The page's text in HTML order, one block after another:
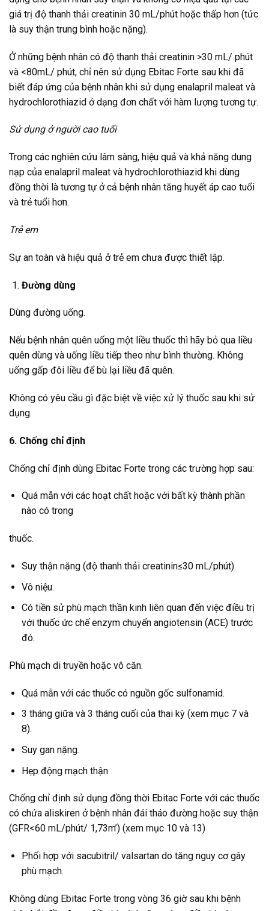
giá trị độ thanh thải creatinin 30 mL/phút hoặc thấp hơn (tức
là suy thận trung bình hoặc nặng).
Ở những bệnh nhân có độ thanh thải creatinin >30 mL/ phút
và <80mL/ phút, chỉ nên sử dụng Ebitac Forte sau khi đã
biết đáp ứng của bệnh nhân khi sử dụng enalapril maleat và
hydrochlorothiazid ở dạng đơn chất với hàm lượng tương tự.
Sử dụng ở người cao tuổi
Trong các nghiên cứu lâm sàng, hiệu quả và khả năng dung
nạp của enalapril maleat và hydrochlorothiazid khi dùng
đồng thời là tương tự ở cả bệnh nhân tăng huyết áp cao tuổi
và trẻ tuổi hơn.
Trẻ em
Sự an toàn và hiệu quả ở trẻ em chưa được thiết lập.
Đường dùng
Dùng đường uống.
Nếu bệnh nhân quên uống một liều thuốc thì hãy bỏ qua liều
quên dùng và uống liều tiếp theo như bình thường. Không
uống gấp đôi liều để bù lại liều đã quên.
Không có yêu cầu gì đặc biệt về việc xử lý thuốc sau khi sử
dụng.
6. Chống chỉ định
Chống chỉ định dùng Ebitac Forte trong các trường hợp sau:
Quá mẫn với các hoạt chất hoặc với bất kỳ thành phần
nào có trong
thuốc.
Suy thận nặng (độ thanh thải creatinin≤30 mL/phút).
Vô niệu.
Có tiền sử phù mạch thần kinh liên quan đến việc điều trị
với thuốc ức chế enzym chuyển angiotensin (ACE) trước
đó.
Phù mạch di truyền hoặc vô căn.
Quá mẫn với các thuốc có nguồn gốc sulfonamid.
3 tháng giữa và 3 tháng cuối của thai kỳ (xem mục 7 và
8).
Suy gan nặng.
Hẹp động mạch thận
Chống chỉ định sử dụng đồng thời Ebitac Forte với các thuốc
có chứa aliskiren ở bệnh nhân đái tháo đường hoặc suy thận
(GFR<60 mL/phút/ 1,73m’) (xem mục 10 và 13)
Phối hợp với sacubitril/ valsartan do tăng nguy cơ gây
phù mạch.
Không dùng Ebitac Forte trong vòng 36 giờ sau khi bệnh